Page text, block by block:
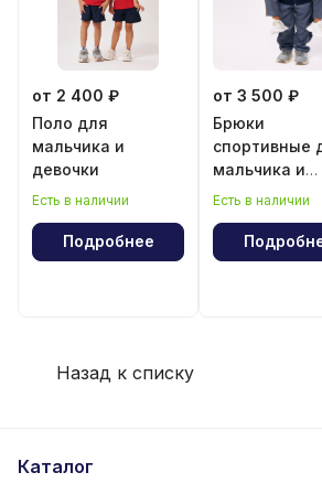
от 2 400 ₽
Поло для
мальчика и
девочки
Есть в наличии
Подробнее
от 3 500 ₽
Брюки
спортивные
мальчика и
девочки
Есть в наличии
Назад к списку
Каталог